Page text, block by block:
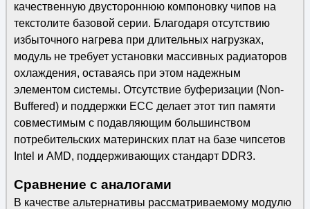
качественную двустороннюю компоновку чипов на
текстолите базовой серии. Благодаря отсутствию
избыточного нагрева при длительных нагрузках,
модуль не требует установки массивных радиаторов
охлаждения, оставаясь при этом надежным
элементом системы. Отсутствие буферизации (Non-
Buffered) и поддержки ECC делает этот тип памяти
совместимым с подавляющим большинством
потребительских материнских плат на базе чипсетов
Intel и AMD, поддерживающих стандарт DDR3.
Сравнение с аналогами
В качестве альтернативы рассматриваемому модулю